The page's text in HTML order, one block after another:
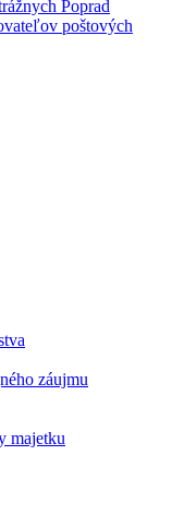
Poprad
poštových
záujmu
majetku